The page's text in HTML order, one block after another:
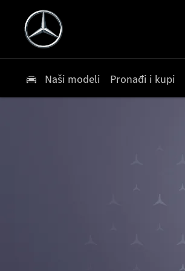
Naši modeli Pronađi i kupi